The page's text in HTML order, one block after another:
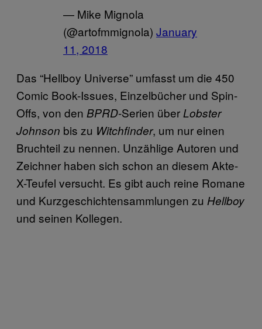
— Mike Mignola
(@artofmmignola) January
11, 2018
Das “Hellboy Universe” umfasst um die 450
Comic Book-Issues, Einzelbücher und Spin-
Offs, von den BPRD-Serien über Lobster
Johnson bis zu Witchfinder, um nur einen
Bruchteil zu nennen. Unzählige Autoren und
Zeichner haben sich schon an diesem Akte-
X-Teufel versucht. Es gibt auch reine Romane
und Kurzgeschichtensammlungen zu Hellboy
und seinen Kollegen.